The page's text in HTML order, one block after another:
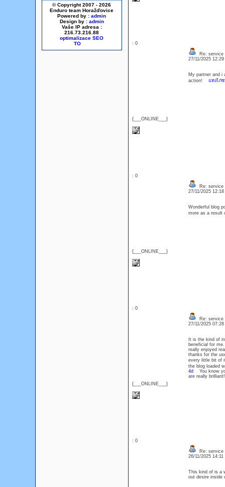
© Copyright 2007 - 2026
Enduro team Horažďovice
Powered by : admin
Design by : admin
Vaše IP adresa :
216.73.216.88
optimalizace SEO
: 0
{___ONLINE___}
Re: service
27/11/2025
My partner and i
action! แทงไก่
: 0
{___ONLINE___}
Re: service
27/11/2025
Wonderful blog
more as a
: 0
{___ONLINE___}
Re: service
27/11/2025
It is the kind of
beneficial for
really enjoyed
thanks for the
every little bit of
the blog loaded
4d You know
are really
: 0
Re: service
26/11/2025 14:11
This kind of is a
out desire